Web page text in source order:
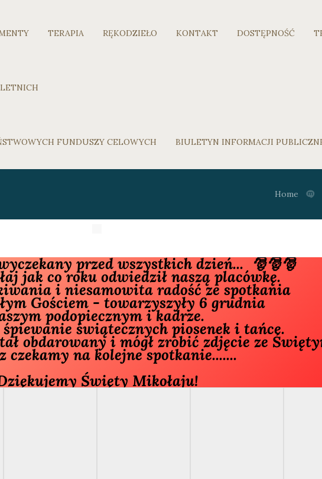
TERAPIA RĘKODZIEŁO KONTAKT DOSTĘPNOŚĆ
FUNDUSZY CELOWYCH BIULETYN INFORMACJI
Home
przed wszystkich dzień...  🎅🎅🎅
jak co roku odwiedził naszą placówkę.
Gościem - towarzyszyły 6 grudnia
podopiecznym i kadrze.
obdarowany i mógł zrobić zdjęcie ze
czekamy na kolejne spotkanie.......
Święty Mikołaju!